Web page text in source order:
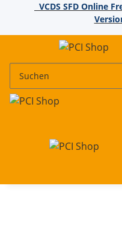
VCDS SFD Online